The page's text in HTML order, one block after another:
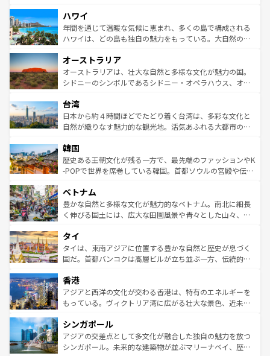
ば市内交通費無料で観光を楽しむこともできる。 なお、新
着のスイス情報はコンテンツ一覧 を参照してほしい。
のような巨大都市は、観光、ショッピング、エンターテイ
ンメントが詰まった刺激的なスポットだ。一方、アメリカ
西部には大自然が広がり、グランドキャニオンやイエロー
部のニューオーリンズでは、音楽と美食が融合した独特の
文化が魅力。旅行者はアメリカの各地域で異なる魅力を楽
しみながら、その多様性と豊かな歴史を感じることができ
ならではの贅沢な旅のスタイルだ。 なお、新着のアメリカ
情報はコンテンツ一覧を参照してほしい。
ハワイ
年間を通じて温暖な気候に恵まれ、多くの島で構成される
ハワイは、どの島も独自の魅力をもっている。大自然の神
ワイ島は見逃せない。また、定番の観光地といえばオアフ
島だが、静かな自然を求めるならマウイ島やカウアイ島が
おすすめ。エメラルドグリーンに輝く海をはじめ、豊かな
れるおもてなしの心で訪れる人々を迎えてくれるハワイの
人々、おいしいローカルフードやハワイアンミュージッ
ク、伝統的なフラダンスなど、すべてがハワイの魅力を彩
ワイを、存分に味わってほしい。 なお、新着のハワイ情報
はコンテンツ一覧を参照してほしい。
オーストラリア
オーストラリアは、壮大な自然と多様な文化が魅力の国。
シドニーのシンボルであるシドニー・オペラハウス、オー
リアリーフや大陸中央部にそびえるウルル（エアーズロッ
ク）、タスマニアの美しい原生林やケアンズの熱帯雨林な
ど、見どころがたくさん。また、カフェやワイン、オージ
いる。アクティビティも充実しており、サーフィンやダイ
ビング、ハイキングなど、アウトドア好きにはたまらな
い。オーストラリアの多彩な魅力を存分に味わいつくそ
参照してほしい。
台湾
日本から約４時間ほどでたどり着く台湾は、多彩な文化と
自然が織りなす魅力的な観光地。活気あふれる大都市の台
ン）、静ひつな山岳地帯である台湾東部など、都市の喧騒
と山間の静けさが共存しており、訪れる人に新しい発見と
驚きをもたらしてくれる。また、奥深い台湾の食文化も魅
容にもいいと評判のスイーツなど、バラエティ豊かな料理
が味わえる。 なお、新着の台湾情報は コンテンツ一覧を参
照してほしい。
韓国
歴史ある王朝文化が残る一方で、最先端のファッションやK
-POPで世界を席巻している韓国。首都ソウルの宮殿や伝統
き、地方に足を延ばせば四季折々の自然美を楽しむことが
できる。そして、キムチや焼肉、絶品のストリートフード
まで、さまざまな韓国料理が待っている。夜には、韓国な
リティに包まれながら、韓国の多彩な魅力を心ゆくまで味
わってみてほしい。 なお、新着の韓国情報はコンテンツ一
覧を参照してほしい。
ベトナム
豊かな自然と多様な文化が魅力的なベトナム。南北に細長
く伸びる国土には、広大な田園風景や青々とした山々、世
急速な発展と共に伝統が息づく。ハノイの古い町並みやホ
ーチミン市のフランス統治時代の建物も、独特の雰囲気を
醸し出している。また、バラエティの豊かさとおいしさで
とつ。フォーやバインミー、ベトナムコーヒーなどは、ぜ
ひ現地で味わいたい。どの地域を訪れてもあたたかい人々
が旅行者を迎えてくれるので、きっと忘れられない旅にな
参照してほしい。
タイ
タイは、東南アジアに位置する豊かな自然と歴史が息づく
国だ。首都バンコクは高層ビルが立ち並ぶ一方、伝統的な
の活気が交差している。北部ではチェンマイなどの山岳地
帯で自然と触れ合い、南部ではプーケットやクラビの美し
いビーチでリゾート気分を楽しむことができる。タイ料理
激する。気候は一年中温暖で、どの季節にも異なる楽しみ
が待っている。親しみやすいタイの人々、仏教を中心とし
た文化、そして多様な観光資源が、訪れる旅人を魅了し続
香港
アジアと西洋の文化が交わる香港は、特有のエネルギーを
もっている。ヴィクトリア湾に広がる壮大な景色、近未来
み、どこを訪れても感動するはず。観光スポットが密集し
ており、効率よく見どころを回れるのも魅力。息をのむよ
うな絶景から文化的な体験まで、香港を存分に楽しみ尽く
シンガポール
アジアの交差点として多文化が融合した独自の魅力を放つ
シンガポール。未来的な建築物が並ぶマリーナベイ、歴史